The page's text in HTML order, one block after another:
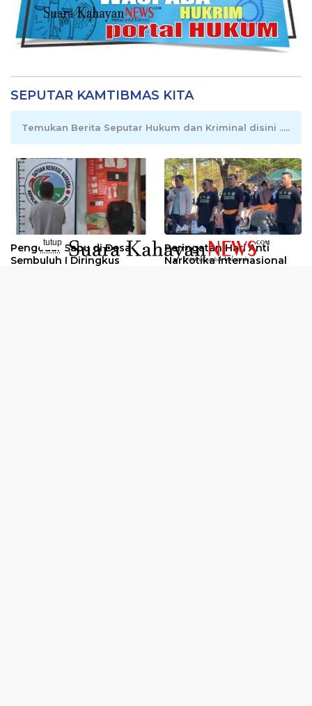
SEPUTAR KAMTIBMAS KITA
Temukan Berita Seputar Hukum dan Kriminal disini .....
Pengedar Sabu di Desa
Sembuluh I Diringkus
Peringatan Hari Anti
Narkotika Internasional
tutup
..........